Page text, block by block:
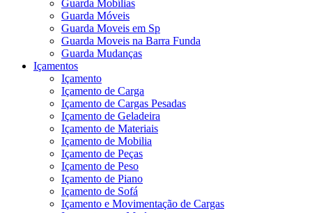
Guarda Mobílias
Guarda Móveis
Guarda Moveis em Sp
Guarda Moveis na Barra Funda
Guarda Mudanças
Içamentos
Içamento
Içamento de Carga
Içamento de Cargas Pesadas
Içamento de Geladeira
Içamento de Materiais
Içamento de Mobilia
Içamento de Peças
Içamento de Peso
Içamento de Piano
Içamento de Sofá
Içamento e Movimentação de Cargas